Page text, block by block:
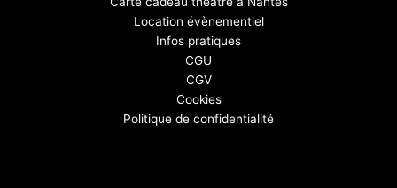
Location évènementiel
Infos pratiques
CGU
CGV
Cookies
Politique de confidentialité